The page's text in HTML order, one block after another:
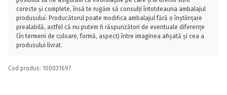
corecte și complete, însă te rugăm să consulți întotdeauna ambalajul
produsului. Producătorul poate modifica ambalajul fără o înștiințare
prealabilă, astfel că nu putem fi răspunzători de eventuale diferențe
(în termeni de culoare, formă, aspect) între imaginea afișată și cea a
produsului livrat.
Cod produs: 100031697